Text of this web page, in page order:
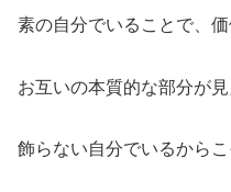
素の自分でいることで、
お互いの本質的な部分が見
飾らない自分でいるからこ